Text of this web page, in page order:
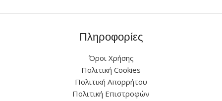
Πληροφορίες
Όροι Χρήσης
Πολιτική Cookies
Πολιτική Απορρήτου
Πολιτική Επιστροφών